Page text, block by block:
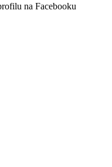
na Facebooku